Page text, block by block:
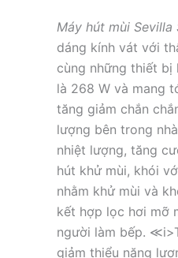
Máy hút mùi Sevilla
dáng kính vát với
cùng những thiết
là 268 W và mang
tăng giảm chắn
lượng bên trong
nhiệt lượng, tăng
hút khử mùi, khói
nhằm khử mùi và
kết hợp lọc hơi mỡ
người làm bếp.
giảm thiểu năng